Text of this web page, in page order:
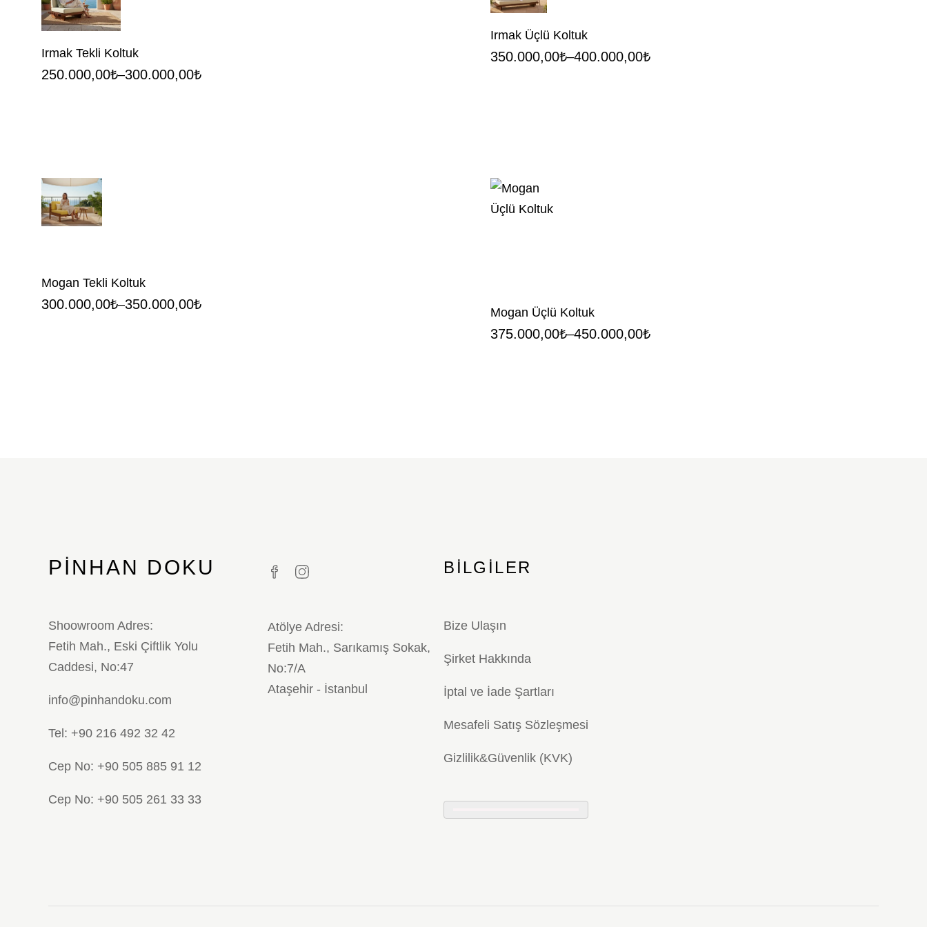
Irmak Tekli Koltuk
250.000,00₺–300.000,00₺
Irmak Üçlü Koltuk
350.000,00₺–400.000,00₺
Mogan Tekli Koltuk
300.000,00₺–350.000,00₺
Mogan Üçlü Koltuk
375.000,00₺–450.000,00₺
PINHAN DOKU
Shoowroom Adres:
Fetih Mah., Eski Çiftlik Yolu
Caddesi, No:47
info@pinhandoku.com
Tel: +90 216 492 32 42
Cep No: +90 505 885 91 12
Cep No: +90 505 261 33 33
Atölye Adresi:
Fetih Mah., Sarıkamış Sokak,
No:7/A
Ataşehir - İstanbul
BILGILER
Bize Ulaşın
Şirket Hakkında
İptal ve İade Şartları
Mesafeli Satış Sözleşmesi
Gizlilik&Güvenlik (KVK)